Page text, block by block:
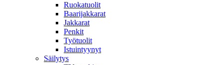
Ruokatuolit
Baarijakkarat
Jakkarat
Penkit
Työtuolit
Istuintyynyt
Säilytys